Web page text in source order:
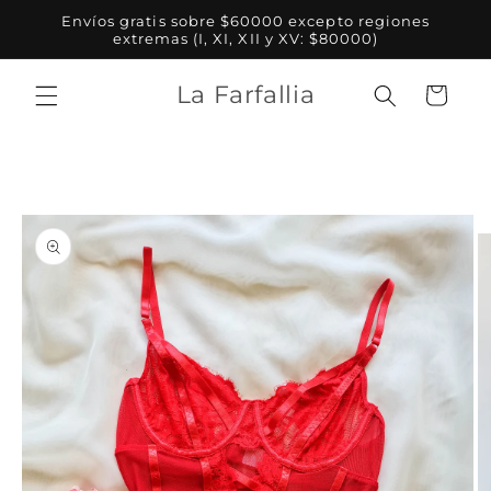
directamente
al contenido
Envíos gratis sobre $60000 excepto regiones
extremas (I, XI, XII y XV: $80000)
La Farfallia Carrito
información
del producto